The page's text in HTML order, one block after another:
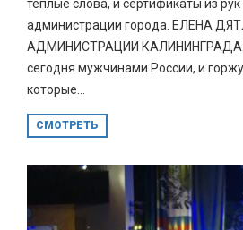
тёплые слова, и сертификаты из
администрации города. ЕЛЕНА
АДМИНИСТРАЦИИ КАЛИНИНГРАДА:
сегодня мужчинами России, и
которые...
СМОТРЕТЬ